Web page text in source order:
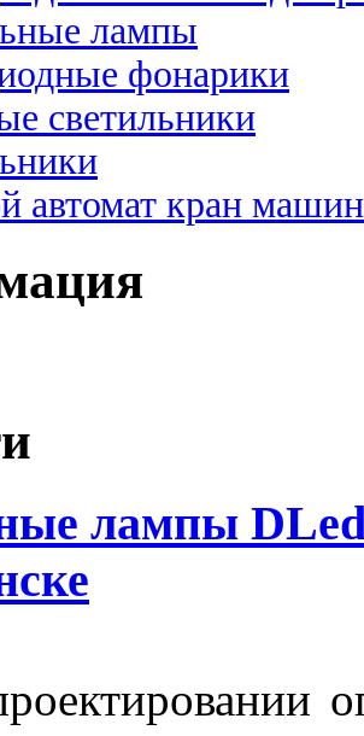
лампы
фонарики
светильники
автомат кран
лампы DLed